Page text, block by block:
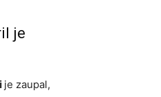
je
je zaupal,